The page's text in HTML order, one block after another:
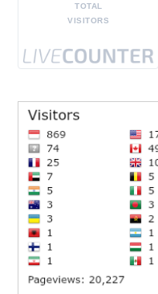
TOTAL
VISITORS